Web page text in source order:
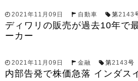
2021年11月09日 自動車 第2143
ディワリの販売が過去10年で
ーカー
2021年11月09日 金融 第2143号
内部告発で株価急落 インダス